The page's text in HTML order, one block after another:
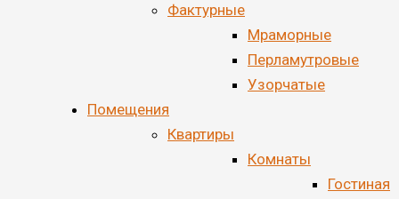
Фактурные
Мраморные
Перламутровые
Узорчатые
Помещения
Квартиры
Комнаты
Гостиная